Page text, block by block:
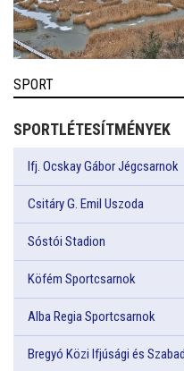
SPORT
SPORTLÉTESÍTMÉNYEK
Ifj. Ocskay Gábor Jégcsarnok
Csitáry G. Emil Uszoda
Sóstói Stadion
Köfém Sportcsarnok
Alba Regia Sportcsarnok
Bregyó Közi Ifjúsági és